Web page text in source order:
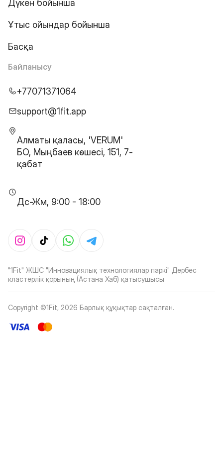
Дүкен бойынша
Ұтыс ойындар бойынша
Басқа
Байланысу
+77071371064
support@1fit.app
Алматы қаласы, 'VERUM'
БО, Мыңбаев көшесі, 151, 7-
қабат
Дс-Жм, 9:00 - 18:00
"1Fit" ЖШС "Инновациялық технологиялар паркі" Дербес
кластерлік қорының (Астана Хаб) қатысушысы
Copyright ©1Fit, 2026 Барлық құқықтар сақталған.